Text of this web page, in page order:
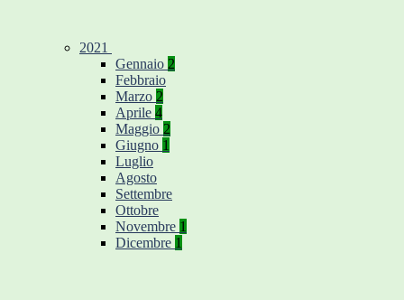
2021
Gennaio 2
Febbraio
Marzo 2
Aprile 4
Maggio 2
Giugno 1
Luglio
Agosto
Settembre
Ottobre
Novembre 1
Dicembre 1